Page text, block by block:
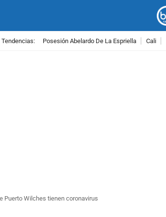
Tendencias: Posesión Abelardo De La Espriella Cali
Puerto Wilches tienen coronavirus